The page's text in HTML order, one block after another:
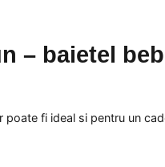
– baietel
fi ideal si pentru un